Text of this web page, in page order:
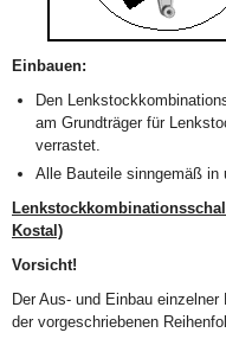
Einbauen:
Den
am Grundträger für
verrastet.
Alle Bauteile sinngemäß in
Kostal)
Vorsicht!
Der Aus- und Einbau
der vorgeschriebenen